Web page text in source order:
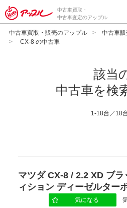
中古車買取・
中古車査定のアップル
中古車買取・販売のアップル 中古車
CX-8 の中古車
該当
中古車を検
1-18台／18
マツダ CX-8 / 2.2 XD ブ
ィション ディーゼルター
気になる